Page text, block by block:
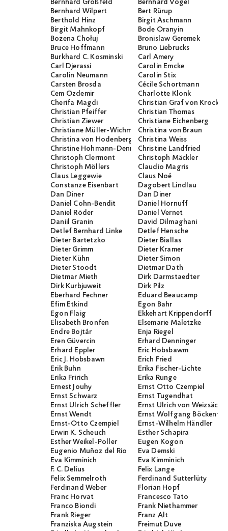
Bernhard Großfeld
Bernhard Vogel
Bernhard Wilpert
Bert Rürup
Berthold Hinz
Birgit Aschmann
Birgit Mahnkopf
Bode Oranyin
Bożena Chołuj
Bronislaw Geremek
Bruce Hoffmann
Bruno Liebrucks
Burkhard C. Kosminski
Carl Amery
Carl Djerassi
Carolin Emcke
Carolin Neumann
Carolin Stix
Carsten Brosda
Cécile Schortmann
Cem Özdemir
Charlotte Klonk
Cherifa Magdi
Christian Graf von
Christian Pfeiffer
Christian Thomas
Christian Ziewer
Christiane Eichenberg
Christiane Müller-WichmannChristina von Braun
Christina von Hodenberg
Christina Weiss
Christine Hohmann-DennhardtChristine Landfried
Christoph Clermont
Christoph Mäckler
Christoph Möllers
Claudio Magris
Claus Leggewie
Claus Noé
Constanze Eisenbart
Dagobert Lindlau
Dan Diner
Dan Diner
Daniel Cohn-Bendit
Daniel Hornuff
Daniel Röder
Daniel Vernet
Daniil Granin
David Dilmaghani
Detlef Bernhard Linke
Detlef Hensche
Dieter Bartetzko
Dieter Biallas
Dieter Grimm
Dieter Kramer
Dieter Kühn
Dieter Simon
Dieter Stoodt
Dietmar Dath
Dietmar Mieth
Dirk Darmstaedter
Dirk Kurbjuweit
Dirk Pilz
Eberhard Fechner
Eduard Beaucamp
Efim Etkind
Egon Bahr
Egon Flaig
Ekkehart Krippendorff
Elisabeth Bronfen
Elsemarie Maletzke
Endre Bojtár
Enja Riegel
Eren Güvercin
Erhard Denninger
Erhard Eppler
Eric Hobsbawm
Eric J. Hobsbawn
Erich Fried
Erik Buhn
Erika Fischer-Lichte
Erika Fririch
Erika Runge
Ernest Jouhy
Ernst Otto Czempiel
Ernst Schwarz
Ernst Tugendhat
Ernst Ulrich Scheffler
Ernst Ulrich von Weizsäcker
Ernst Wendt
Ernst Wolfgang
Ernst-Otto Czempiel
Ernst-Wilhelm Händler
Erwin K. Scheuch
Esther Schapira
Esther Weikel-Poller
Eugen Kogon
Eugenio Muñoz del Rio
Eva Demski
Eva Kimminich
Eva Kimminich
F. C. Delius
Felix Lange
Felix Semmelroth
Ferdinand Sutterlüty
Ferdinand Weber
Florian Hopf
Franc Horvat
Francesco Tato
Franco Biondi
Frank Niethammer
Frank Rieger
Franz Alt
Franziska Augstein
Freimut Duve